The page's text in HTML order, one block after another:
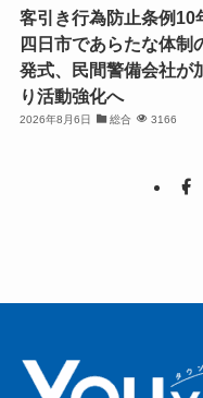
客引き行為防止条例10
四日市であらたな体制
発式、民間警備会社が
り活動強化へ
2026年8月6日 総合 3166